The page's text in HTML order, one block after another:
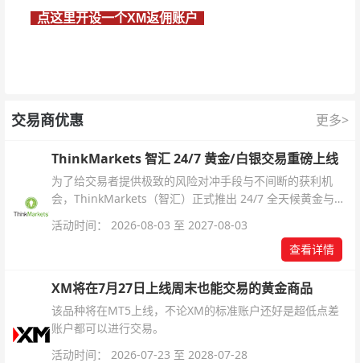
点这里开设一个XM返佣账户
交易商优惠 更多>
ThinkMarkets 智汇 24/7 黄金/白银交易重磅上线
为了给交易者提供极致的风险对冲手段与不间断的获利机
会，ThinkMarkets（智汇）正式推出 24/7 全天候黄金与白
杆配置、支持软件及交易细则。
活动时间： 2026-08-03 至 2027-08-03
查看详情
XM将在7月27日上线周末也能交易的黄金商品
该品种将在MT5上线，不论XM的标准账户还好是超低点差
账户都可以进行交易。
活动时间： 2026-07-23 至 2028-07-28